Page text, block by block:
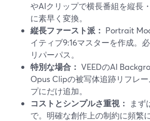
やAIクリップで横長番組を縦長
に素早く変換。
縦長ファースト派： Portrait
イティブ9:16マスターを作成。
リパーパス。
特別な場合： VEEDのAI
Opus Clipの被写体追跡リフレ
プにだけ追加。
コストとシンプルさ重視：
まず
で。明確な創作上の制約に頻繁